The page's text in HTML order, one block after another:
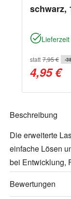
schwarz,
statt 7,95 € -
4,95 €
Beschreibung
Die erweiterte
einfache Lösen
bei Entwicklung,
Bewertungen